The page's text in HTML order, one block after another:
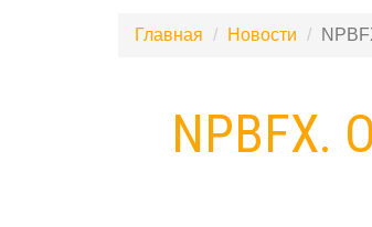
Главная Новости
NPBFX.